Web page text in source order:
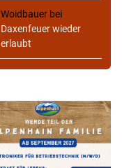
Woidbauer bei
Daxenfeuer wieder
erlaubt